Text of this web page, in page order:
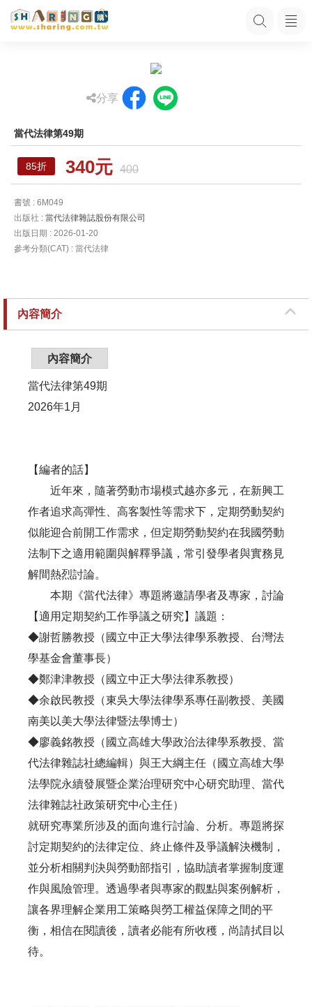
分享
當代法律第49期
85折 340元 400
書號 : 6M049
出版社 : 當代法律雜誌股份有限公司
出版日期 : 2026-01-20
參考分類(CAT) : 當代法律
內容簡介
內容簡介
當代法律第49期
2026年1月
【編者的話】
近年來，隨著勞動市場模式越亦多元，在新興工
作者追求高彈性、高客製性等需求下，定期勞動契約
似能迎合前開工作需求，但定期勞動契約在我國勞動
法制下之適用範圍與解釋爭議，常引發學者與實務見
解間熱烈討論。
本期《當代法律》專題將邀請學者及專家，討論
【適用定期契約工作爭議之研究】議題：
◆謝哲勝教授（國立中正大學法律學系教授、台灣法
學基金會董事長）
◆鄭津津教授（國立中正大學法律系教授）
◆余啟民教授（東吳大學法律學系專任副教授、美國
南美以美大學法律暨法學博士）
◆廖義銘教授（國立高雄大學政治法律學系教授、當
代法律雜誌社總編輯）與王大綱主任（國立高雄大學
法學院永續發展暨企業治理研究中心研究助理、當代
法律雜誌社政策研究中心主任）
就研究專業所涉及的面向進行討論、分析。專題將探
討定期契約的法律定位、終止條件及爭議解決機制，
並分析相關判決與勞動部指引，協助讀者掌握制度運
作與風險管理。透過學者與專家的觀點與案例解析，
讓各界理解企業用工策略與勞工權益保障之間的平
衡，相信在閱讀後，讀者必能有所收穫，尚請拭目以
待。